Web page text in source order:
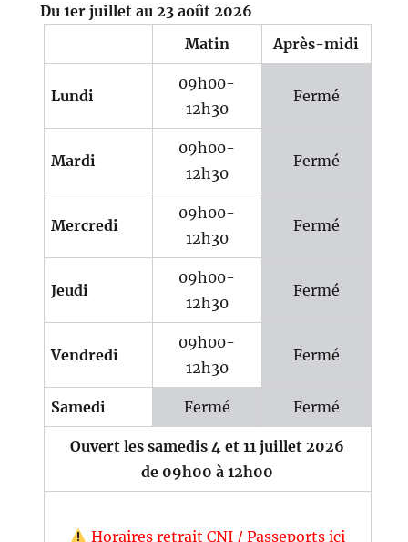
Du 1er juillet au 23 août 2026
Matin
Après-midi
Lundi
09h00-
12h30
Fermé
Mardi
09h00-
12h30
Fermé
Mercredi
09h00-
12h30
Fermé
Jeudi
09h00-
12h30
Fermé
Vendredi
09h00-
12h30
Fermé
Samedi Fermé Fermé
Ouvert les samedis 4 et 11 juillet 2026
de 09h00 à 12h00
Horaires retrait CNI / Passeports ici